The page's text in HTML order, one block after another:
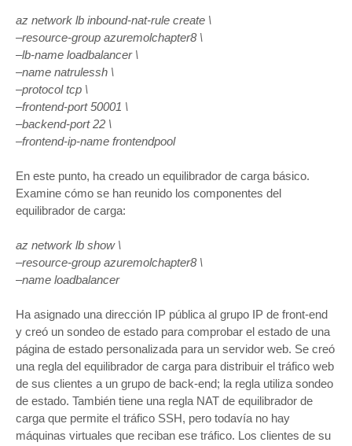
az network lb inbound-nat-rule create \
–resource-group azuremolchapter8 \
–lb-name loadbalancer \
–name natrulessh \
–protocol tcp \
–frontend-port 50001 \
–backend-port 22 \
–frontend-ip-name frontendpool
En este punto, ha creado un equilibrador de carga básico.
Examine cómo se han reunido los componentes del
equilibrador de carga:
az network lb show \
–resource-group azuremolchapter8 \
–name loadbalancer
Ha asignado una dirección IP pública al grupo IP de front-end
y creó un sondeo de estado para comprobar el estado de una
página de estado personalizada para un servidor web. Se creó
una regla del equilibrador de carga para distribuir el tráfico web
de sus clientes a un grupo de back-end; la regla utiliza sondeo
de estado. También tiene una regla NAT de equilibrador de
carga que permite el tráfico SSH, pero todavía no hay
máquinas virtuales que reciban ese tráfico. Los clientes de su